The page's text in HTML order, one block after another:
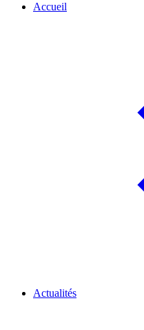
Accueil
Actualités